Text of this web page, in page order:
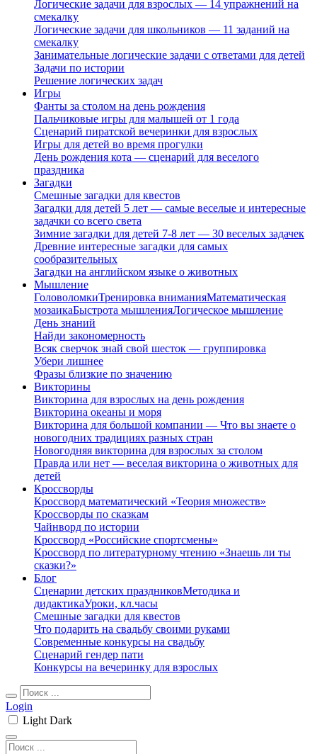
Логические задачи для взрослых — 14 упражнений на
смекалку
Логические задачи для школьников — 11 заданий на
смекалку
Занимательные логические задачи с ответами для детей
Задачи по истории
Решение логических задач
Игры
Фанты за столом на день рождения
Пальчиковые игры для малышей от 1 года
Сценарий пиратской вечеринки для взрослых
Игры для детей во время прогулки
День рождения кота — сценарий для веселого
праздника
Загадки
Смешные загадки для квестов
Загадки для детей 5 лет — самые веселые и интересные
задачки со всего света
Зимние загадки для детей 7-8 лет — 30 веселых задачек
Древние интересные загадки для самых
сообразительных
Загадки на английском языке о животных
Мышление
ГоловоломкиТренировка вниманияМатематическая
мозаикаБыстрота мышленияЛогическое мышление
День знаний
Найди закономерность
Всяк сверчок знай свой шесток — группировка
Убери лишнее
Фразы близкие по значению
Викторины
Викторина для взрослых на день рождения
Викторина океаны и моря
Викторина для большой компании — Что вы знаете о
новогодних традициях разных стран
Новогодняя викторина для взрослых за столом
Правда или нет — веселая викторина о животных для
детей
Кроссворды
Кроссворд математический «Теория множеств»
Кроссворды по сказкам
Чайнворд по истории
Кроссворд «Российские спортсмены»
Кроссворд по литературному чтению «Знаешь ли ты
сказки?»
Блог
Сценарии детских праздниковМетодика и
дидактикаУроки, кл.часы
Смешные загадки для квестов
Что подарить на свадьбу своими руками
Современные конкурсы на свадьбу
Сценарий гендер пати
Конкурсы на вечеринку для взрослых
Login
Light Dark